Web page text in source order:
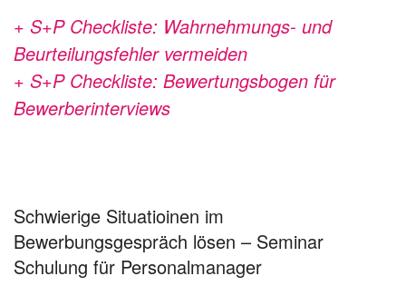
+ S+P Checkliste: Wahrnehmungs- und
Beurteilungsfehler vermeiden
+ S+P Checkliste: Bewertungsbogen für
Bewerberinterviews
Schwierige Situatioinen im
Bewerbungsgespräch lösen – Seminar
Schulung für Personalmanager